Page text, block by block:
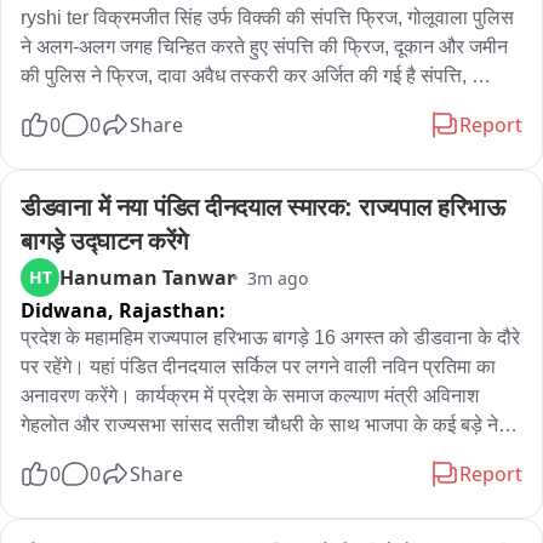
SFI HPU इकाई ने विश्वविद्यालय प्रशासन से फीस वृद्धि तत्काल वापस
लेने, नई समय-सारणी को विद्यार्थियों की शैक्षणिक जरूरतों के अनुसार
संशोधित करने और SCA चुनाव तत्काल बहाल करने की मांग की। SFI ने
स्पष्ट किया कि यदि विश्वविद्यालय प्रशासन इन मांगों पर जल्द सकारात्मक
लोकतांत्रिक अधिकार और विश्वविद्यालय में बेहतर शैक्षणिक माहौल के लिए
संगठन लगातार संघर्ष करता रहेगा।
ryshi ter विक्रमजीत सिंह उर्फ विक्की की संपत्ति फ्रिज, गोलूवाला पुलिस
ने अलग-अलग जगह चिन्हित करते हुए संपत्ति की फ्रिज, दूकान और जमीन
की पुलिस ने फ्रिज, दावा अवैध तस्करी कर अर्जित की गई है संपत्ति,
धाराओं में दर्ज हैं मामले, थाना अधिकारी रजनदीप कौर सहित पुलिसकर्मी रहे
0 0 Share Report
डीडवाना में नया पंडित दीनदयाल स्मारक: राज्यपाल हरिभाऊ
बागड़े उद्घाटन करेंगे
HT Hanuman Tanwar 3m ago
Didwana, Rajasthan:
प्रदेश के महामहिम राज्यपाल हरिभाऊ बागड़े 16 अगस्त को डीडवाना के दौरे
पर रहेंगे। यहां पंडित दीनदयाल सर्किल पर लगने वाली नविन प्रतिमा का
अनावरण करेंगे। कार्यक्रम में प्रदेश के समाज कल्याण मंत्री अविनाश
गेहलोत और राज्यसभा सांसद सतीश चौधरी के साथ भाजपा के कई बड़े नेता
मूर्ति स्थापित थी लेकिन चौराहे के सौन्दर्यकरण के लिए पुरानी मूर्ति को हटा
0 0 Share Report